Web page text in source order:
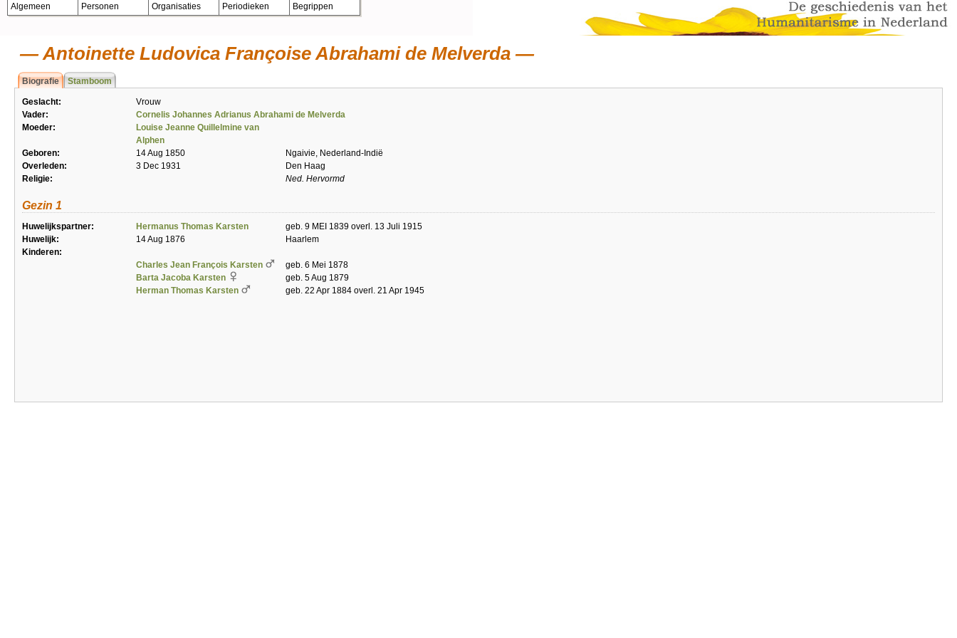
Algemeen Personen Organisaties Periodieken Begrippen
Antoinette Ludovica Françoise Abrahami de Melverda
Biografie Stamboom
Geslacht:
Vrouw
Vader:
Cornelis Johannes Adrianus Abrahami de Melverda
Moeder:
Louise Jeanne Quillelmine van
Alphen
Geboren:
14 Aug 1850
Ngaivie, Nederland-Indië
Overleden:
3 Dec 1931
Den Haag
Religie:
Ned. Hervormd
Gezin 1
Huwelijkspartner: Hermanus Thomas Karsten
geb. 9 MEI 1839 overl. 13 Juli 1915
Huwelijk:
14 Aug 1876
Haarlem
Kinderen:
Charles Jean François Karsten
geb. 6 Mei 1878
Barta Jacoba Karsten
geb. 5 Aug 1879
Herman Thomas Karsten
geb. 22 Apr 1884 overl. 21 Apr 1945